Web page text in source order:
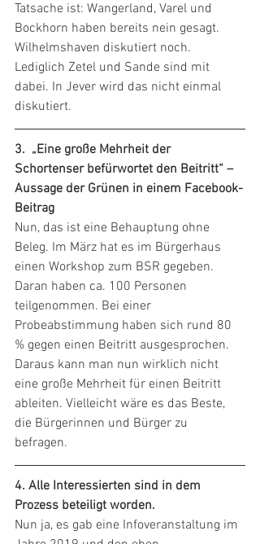
Tatsache ist: Wangerland, Varel und
Bockhorn haben bereits nein gesagt.
Wilhelmshaven diskutiert noch.
Lediglich Zetel und Sande sind mit
dabei. In Jever wird das nicht einmal
diskutiert.
3. „Eine große Mehrheit der
Schortenser befürwortet den Beitritt“ –
Aussage der Grünen in einem Facebook-
Beitrag
Nun, das ist eine Behauptung ohne
Beleg. Im März hat es im Bürgerhaus
einen Workshop zum BSR gegeben.
Daran haben ca. 100 Personen
teilgenommen. Bei einer
Probeabstimmung haben sich rund 80
% gegen einen Beitritt ausgesprochen.
Daraus kann man nun wirklich nicht
eine große Mehrheit für einen Beitritt
ableiten. Vielleicht wäre es das Beste,
die Bürgerinnen und Bürger zu
befragen.
4. Alle Interessierten sind in dem
Prozess beteiligt worden.
Nun ja, es gab eine Infoveranstaltung im